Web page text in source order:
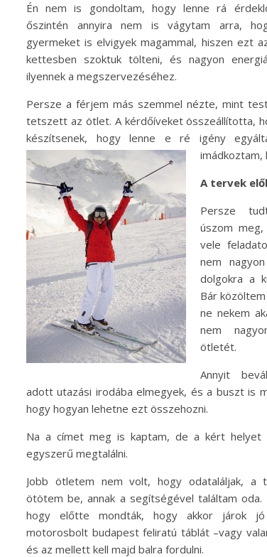
Én nem is gondoltam, hogy lenne rá
őszintén annyira nem is vágytam arra,
gyermeket is elvigyek magammal, hiszen ezt
kettesben szoktuk tölteni, és nagyon
ilyennek a megszervezéséhez.
Persze a férjem más szemmel nézte, mint
tetszett az ötlet. A kérdőíveket összeállította,
készítsenek, hogy lenne e ré igény
imádkoztam,
A tervek
Persze
úszom
vele
nem
dolgokra a
Bár
ne nekem
nem
ötletét.
Annyit
adott utazási irodába elmegyek, és a buszt is
hogy hogyan lehetne ezt összehozni.
Na a címet meg is kaptam, de a kért helyet
egyszerű megtalálni.
Jobb ötletem nem volt, hogy odataláljak, a
ötötem be, annak a segítségével találtam
hogy előtte mondták, hogy akkor járok
motorosbolt budapest feliratú táblát –vagy
és az mellett kell majd balra fordulni.